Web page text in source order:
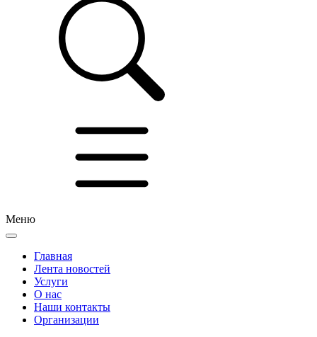
Меню
Главная
Лента новостей
Услуги
О нас
Наши контакты
Организации